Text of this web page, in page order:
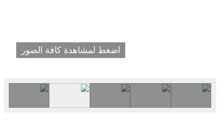
اضغط لمشاهدة كافة الصور